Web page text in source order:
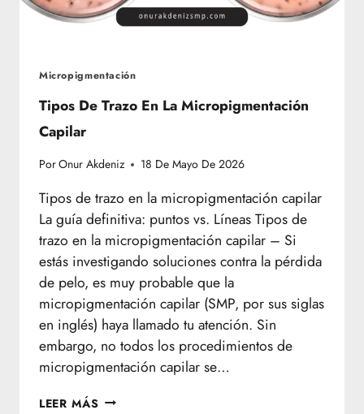
Micropigmentación
Tipos De Trazo En La Micropigmentación
Capilar
PorOnur Akdeniz 18 De Mayo De 2026
Tipos de trazo en la micropigmentación capilar
La guía definitiva: puntos vs. Líneas Tipos de
trazo en la micropigmentación capilar – Si
estás investigando soluciones contra la pérdida
de pelo, es muy probable que la
micropigmentación capilar (SMP, por sus siglas
en inglés) haya llamado tu atención. Sin
embargo, no todos los procedimientos de
micropigmentación capilar se…
LEER MÁS TIPOS